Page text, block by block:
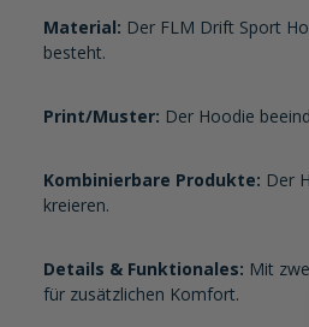
Material: Der FLM Drift Sport
besteht.
Print/Muster: Der Hoodie
Kombinierbare Produkte: Der
kreieren.
Details & Funktionales: Mit
für zusätzlichen Komfort.